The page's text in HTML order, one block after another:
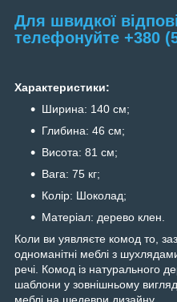
Для швидкої
телефонуйте +380
Характеристики:
Ширина: 140 см;
Глибина: 46 см;
Висота: 81 см;
Вага: 75 кг;
Колір: Шоколад;
Матеріал: дерево клен.
Коли ви уявляєте комод то,
одноманітні меблі з
речі. Комод із натурального
шаблони у зовнішньому